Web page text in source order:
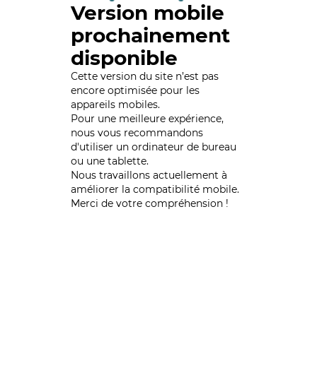
Version mobile
prochainement
disponible
Cette version du site n’est pas
encore optimisée pour les
appareils mobiles.
Pour une meilleure expérience,
nous vous recommandons
d'utiliser un ordinateur de bureau
ou une tablette.
Nous travaillons actuellement à
améliorer la compatibilité mobile.
Merci de votre compréhension !